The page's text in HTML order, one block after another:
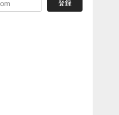
登録